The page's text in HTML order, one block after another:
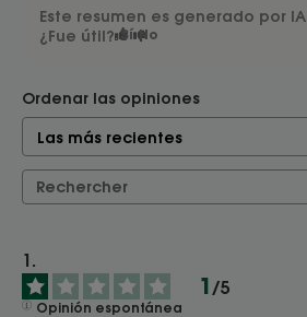
Este resumen es generado por IA
¿Fue útil? Sí No
Ordenar las opiniones
1 /5
Opinión espontánea